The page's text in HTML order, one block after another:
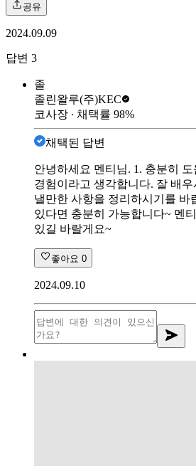
공유
2024.09.09
답변 3
졸
졸린왈루(주)KEC
코사장 ∙ 채택률 98%
채택된 답변
안녕하세요 멘티님. 1. 충분히
경험이라고 생각합니다. 잘 배
낼만한 사항을 정리하시기를 바
있다면 충분히 가능합니다~ 멘
있길 바랄게요~
좋아요 0
2024.09.10